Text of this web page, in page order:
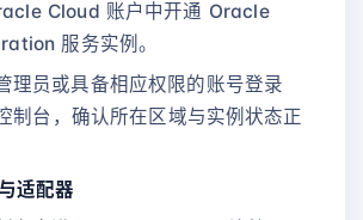
Cloud 账户中开通 Oracle
服务实例。
理员或具备相应权限的账号登录
制台，确认所在区域与实例状态正
适配器